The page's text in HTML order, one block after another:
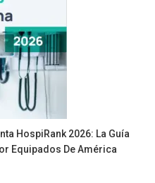
HospiRank 2026: La Guía
Equipados De América